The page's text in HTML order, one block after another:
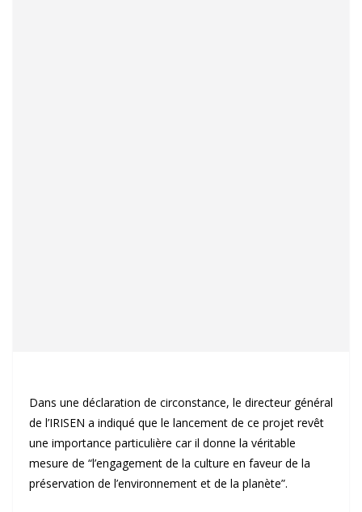
Dans une déclaration de circonstance, le directeur général
de l’IRISEN a indiqué que le lancement de ce projet revêt
une importance particulière car il donne la véritable
mesure de “l’engagement de la culture en faveur de la
préservation de l’environnement et de la planète”.